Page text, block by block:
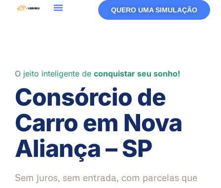
QUERO UMA SIMULAÇÃO
O jeito inteligente de conquistar seu sonho!
Consórcio de
Carro em Nova
Aliança – SP
Sem juros, sem entrada, com parcelas que